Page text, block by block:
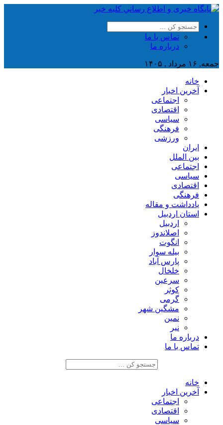
تماس با ما
درباره ما
جمعه, ۱۶ مرداد , ۱۴۰۵
خانه
آخرین اخبار
اجتماعی
اقتصادی
سیاسی
فرهنگی
ورزشی
ایران
بین الملل
اجتماعی
سیاسی
اقتصادی
فرهنگی
یادداشت و مقاله
استان اردبیل
اردبیل
اصلاندوز
انگوت
بیله سوار
پارس آباد
خلخال
سرعین
کوثر
گرمی
مشگین شهر
نمین
نیر
درباره ما
تماس با ما
خانه
آخرین اخبار
اجتماعی
اقتصادی
سیاسی